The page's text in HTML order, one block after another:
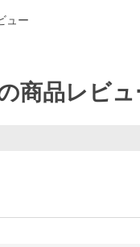
ュー
商品レビュ